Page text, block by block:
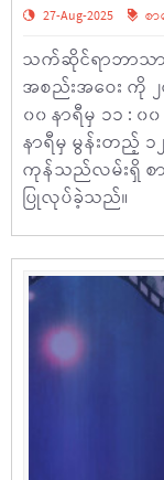
27-Aug-2025 စ
သက်ဆိုင်ရာဘာသ
အစည်းအဝေး ကို
၀၀ နာရီမှ ၁၁ :
နာရီမှ မွန်းတည့်
ကုန်သည်လမ်းရှိ စာ
ပြုလုပ်ခဲ့သည်။